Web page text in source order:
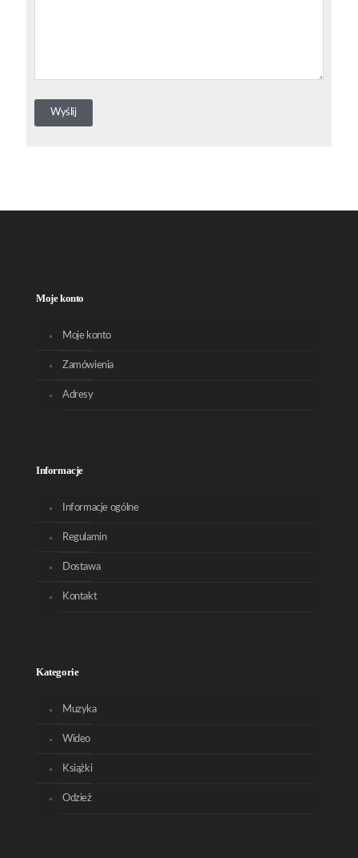
Moje konto
Moje konto
Zamówienia
Adresy
Informacje
Informacje ogólne
Regulamin
Dostawa
Kontakt
Kategorie
Muzyka
Wideo
Książki
Odzież